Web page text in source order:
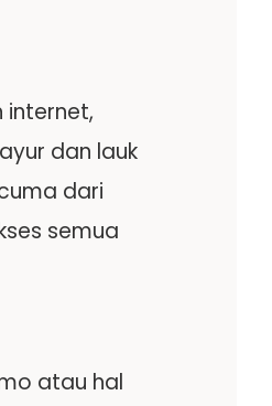
internet,
dan lauk
dari
semua
atau hal